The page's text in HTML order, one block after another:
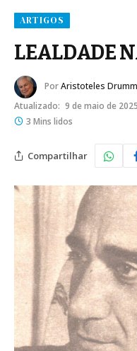
ARTIGOS
LEALDADE
PorAristoteles
Atualizado: 9 de maio de 2025
3 Mins lidos
Compartilhar